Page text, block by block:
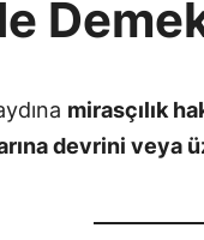
mirasçılık
devrini veya